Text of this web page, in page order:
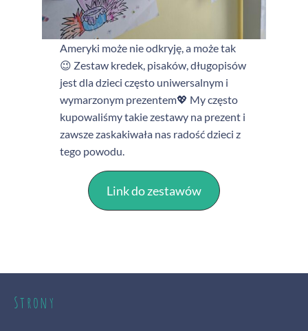
Ameryki może nie odkryję, a może tak
😉 Zestaw kredek, pisaków, długopisów
jest dla dzieci często uniwersalnym i
wymarzonym prezentem💖 My często
kupowaliśmy takie zestawy na prezent i
zawsze zaskakiwała nas radość dzieci z
tego powodu.
Link do zestawów
Strony